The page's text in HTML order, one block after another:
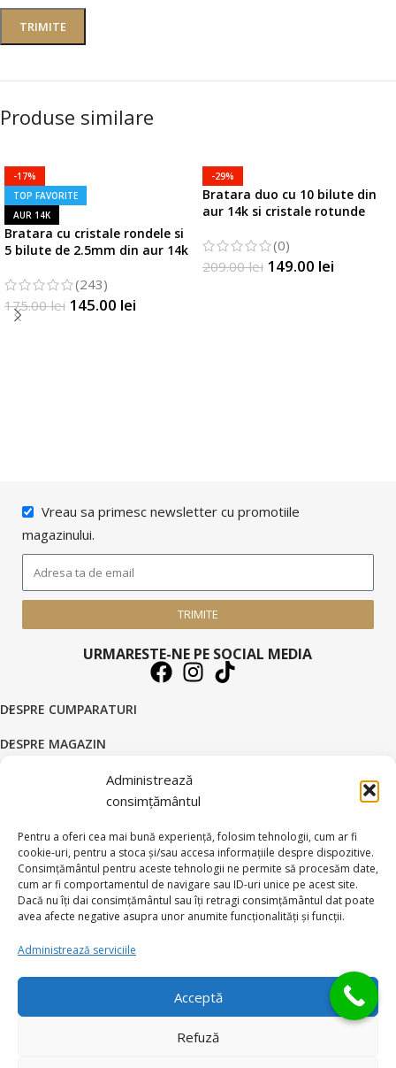
Administrează
consimțământul
Pentru a oferi cea mai bună experiență, folosim tehnologii, cum ar fi
cookie-uri, pentru a stoca și/sau accesa informațiile despre dispozitive.
Consimțământul pentru aceste tehnologii ne permite să procesăm date,
cum ar fi comportamentul de navigare sau ID-uri unice pe acest site.
Dacă nu îți dai consimțământul sau îți retragi consimțământul dat poate
avea afecte negative asupra unor anumite funcționalități și funcții.
Administrează serviciile
Acceptă
Refuză
Produse similare
-17%
TOP FAVORITE
AUR 14K
Bratara cu cristale rondele si
5 bilute de 2.5mm din aur 14k
(243)
175.00lei 145.00 lei
-29%
Bratara duo cu 10 bilute din
aur 14k si cristale rotunde
(0)
209.00lei 149.00 lei
Vreau sa primesc newsletter cu promotiile
magazinului.
TRIMITE
URMARESTE-NE PE SOCIAL MEDIA
DESPRE CUMPARATURI
DESPRE MAGAZIN
DATE COMERCIALE
© 2026 BRATARI AUR - HANDMADE GOLD SILVER S.R.L.
Toate drepturile rezervate.
Ai intrebari?